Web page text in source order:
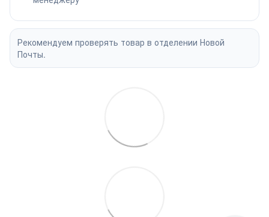
Рекомендуем проверять товар в отделении Новой
Почты.